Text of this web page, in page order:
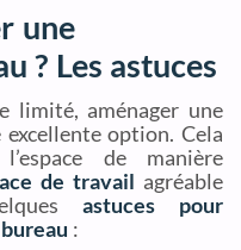
une
? Les astuces
limité, aménager une
option. Cela
de manière
de travail agréable
astuces pour
: